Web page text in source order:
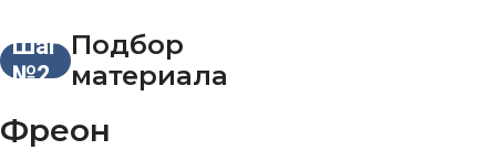
Шаг
№2
Подбор
материала
Фреон